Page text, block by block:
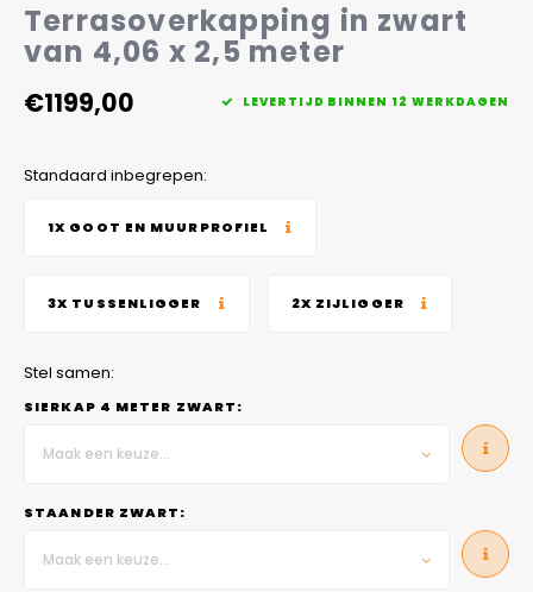
Terrasoverkapping in zwart
van 4,06 x 2,5 meter
€1199,00 LEVERTIJD BINNEN 12 WERKDAGEN
Standaard inbegrepen:
1X GOOT EN MUURPROFIEL
3X TUSSENLIGGER 2X ZIJLIGGER
Stel samen:
SIERKAP 4 METER ZWART:
Maak een keuze...
STAANDER ZWART:
Maak een keuze...